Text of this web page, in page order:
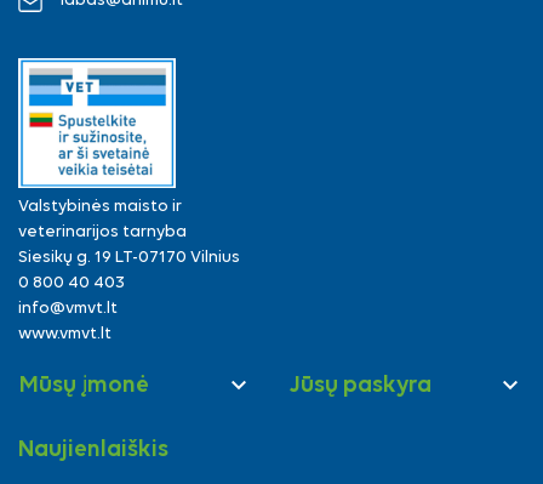
Valstybinės maisto ir
veterinarijos tarnyba
Siesikų g. 19 LT-07170 Vilnius
0 800 40 403
info@vmvt.lt
www.vmvt.lt
Mūsų įmonė  Jūsų paskyra 
Naujienlaiškis